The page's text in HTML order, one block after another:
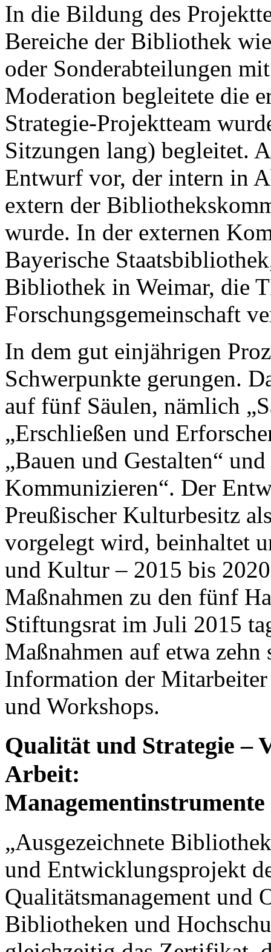
In die Bildung des
Bereiche der Bibliothek
oder Sonderabteilungen
Moderation begleitete die
Strategie-Projektteam
Sitzungen lang) begleitet.
Entwurf vor, der intern in
extern der
wurde. In der externen
Bayerische
Bibliothek in Weimar, die
Forschungsgemeinschaft
In dem gut einjährigen
Schwerpunkte gerungen.
auf fünf Säulen, nämlich
„Erschließen und
„Bauen und Gestalten“
Kommunizieren“. Der
Preußischer Kulturbesitz
vorgelegt wird, beinhaltet
und Kultur – 2015 bis
Maßnahmen zu den fünf
Stiftungsrat im Juli 2015
Maßnahmen auf etwa zehn
Information der
und Workshops.
Qualität und Strategie –
Arbeit:
„Ausgezeichnete
und Entwicklungsprojekt
Qualitätsmanagement und
Bibliotheken und